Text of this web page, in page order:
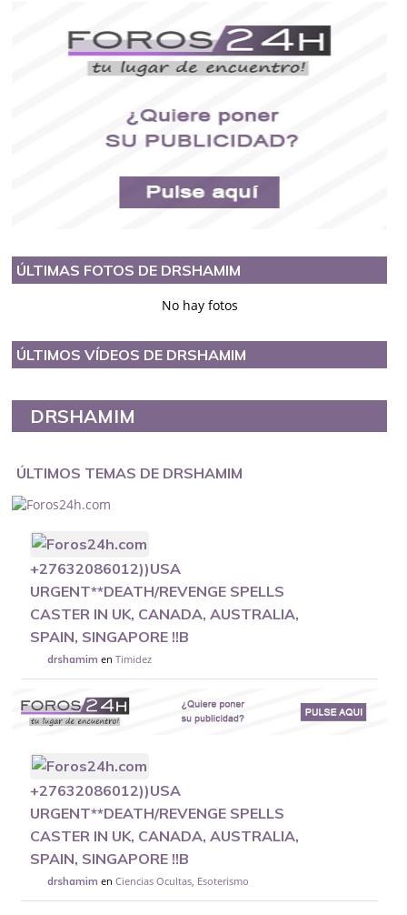
ÚLTIMAS FOTOS DE DRSHAMIM
No hay fotos
ÚLTIMOS VÍDEOS DE DRSHAMIM
DRSHAMIM
ÚLTIMOS TEMAS DE DRSHAMIM
+27632086012))USA
URGENT**DEATH/REVENGE SPELLS
CASTER IN UK, CANADA, AUSTRALIA,
SPAIN, SINGAPORE !!B
drshamim enTimidez
+27632086012))USA
URGENT**DEATH/REVENGE SPELLS
CASTER IN UK, CANADA, AUSTRALIA,
SPAIN, SINGAPORE !!B
drshamim enCiencias Ocultas, Esoterismo